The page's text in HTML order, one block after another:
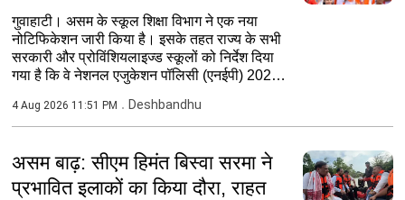
गुवाहाटी। असम के स्कूल शिक्षा विभाग ने एक नया
नोटिफिकेशन जारी किया है। इसके तहत राज्य के सभी
सरकारी और प्रोविंशियलाइज्ड स्कूलों को निर्देश दिया
गया है कि वे नेशनल एजुकेशन पॉलिसी (एनईपी) 2020
4 Aug 2026 11:51 PM Deshbandhu
असम बाढ़: सीएम हिमंत बिस्वा सरमा ने
प्रभावित इलाकों का किया दौरा, राहत